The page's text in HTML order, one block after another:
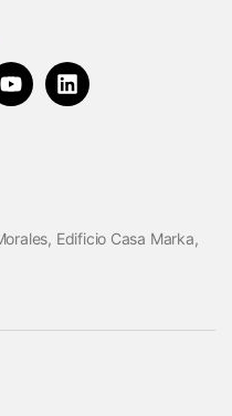
Edificio Casa Marka,